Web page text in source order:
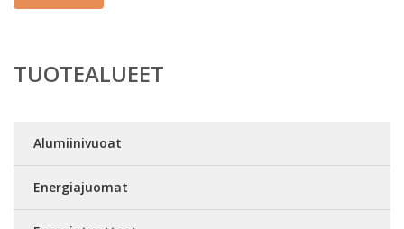
TUOTEALUEET
Alumiinivuoat
Energiajuomat